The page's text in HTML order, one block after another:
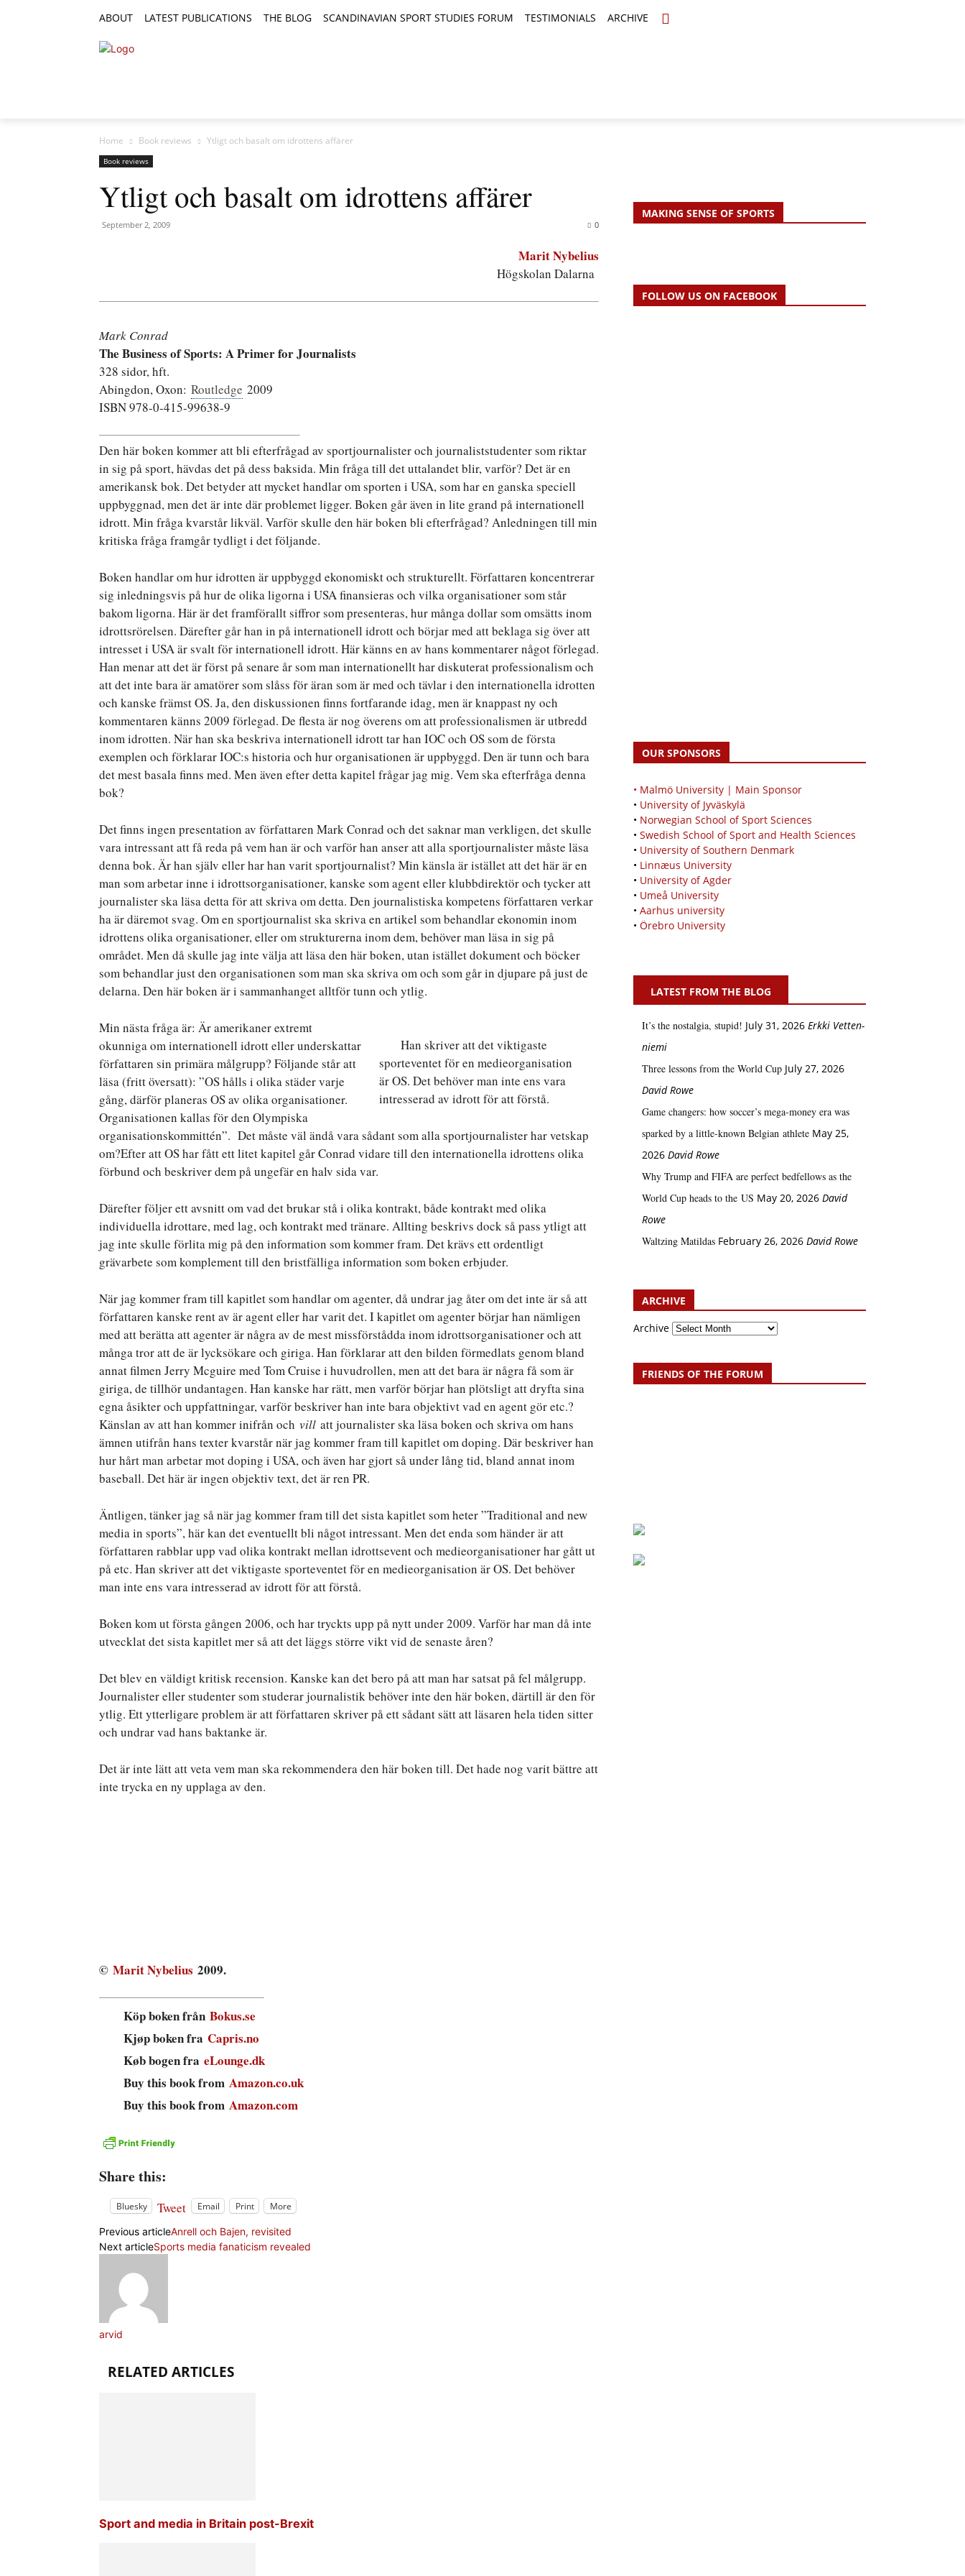
ABOUT LATEST PUBLICATIONS THE BLOG SCANDINAVIAN SPORT STUDIES FORUM TESTIMONIALS ARCHIVE
Home Book reviews Ytligt och basalt om idrottens affärer
Book reviews
Ytligt och basalt om idrottens affärer
September 2, 2009 0
Marit Nybelius
Högskolan Dalarna
Mark Conrad
The Business of Sports: A Primer for Journalists
328 sidor, hft.
Abingdon, Oxon: Routledge 2009
ISBN 978-0-415-99638-9
Den här boken kommer att bli efterfrågad av sportjournalister och journaliststudenter som riktar
in sig på sport, hävdas det på dess baksida. Min fråga till det uttalandet blir, varför? Det är en
amerikansk bok. Det betyder att mycket handlar om sporten i USA, som har en ganska speciell
uppbyggnad, men det är inte där problemet ligger. Boken går även in lite grand på internationell
idrott. Min fråga kvarstår likväl. Varför skulle den här boken bli efterfrågad? Anledningen till min
kritiska fråga framgår tydligt i det följande.
Boken handlar om hur idrotten är uppbyggd ekonomiskt och strukturellt. Författaren koncentrerar
sig inledningsvis på hur de olika ligorna i USA finansieras och vilka organisationer som står
bakom ligorna. Här är det framförallt siffror som presenteras, hur många dollar som omsätts inom
idrottsrörelsen. Därefter går han in på internationell idrott och börjar med att beklaga sig över att
intresset i USA är svalt för internationell idrott. Här känns en av hans kommentarer något förlegad.
Han menar att det är först på senare år som man internationellt har diskuterat professionalism och
att det inte bara är amatörer som slåss för äran som är med och tävlar i den internationella idrotten
och kanske främst OS. Ja, den diskussionen finns fortfarande idag, men är knappast ny och
kommentaren känns 2009 förlegad. De flesta är nog överens om att professionalismen är utbredd
inom idrotten. När han ska beskriva internationell idrott tar han IOC och OS som de första
exemplen och förklarar IOC:s historia och hur organisationen är uppbyggd. Den är tunn och bara
det mest basala finns med. Men även efter detta kapitel frågar jag mig. Vem ska efterfråga denna
bok?
Det finns ingen presentation av författaren Mark Conrad och det saknar man verkligen, det skulle
vara intressant att få reda på vem han är och varför han anser att alla sportjournalister måste läsa
denna bok. Är han själv eller har han varit sportjournalist? Min känsla är istället att det här är en
man som arbetar inne i idrottsorganisationer, kanske som agent eller klubbdirektör och tycker att
journalister ska läsa detta för att skriva om detta. Den journalistiska kompetens författaren verkar
ha är däremot svag. Om en sportjournalist ska skriva en artikel som behandlar ekonomin inom
idrottens olika organisationer, eller om strukturerna inom dem, behöver man läsa in sig på
området. Men då skulle jag inte välja att läsa den här boken, utan istället dokument och böcker
som behandlar just den organisationen som man ska skriva om och som går in djupare på just de
delarna. Den här boken är i sammanhanget alltför tunn och ytlig.
Han skriver att det viktigaste
sporteventet för en medieorganisation
är OS. Det behöver man inte ens vara
intresserad av idrott för att förstå.
Min nästa fråga är: Är amerikaner extremt
okunniga om internationell idrott eller underskattar
författaren sin primära målgrupp? Följande står att
läsa (fritt översatt): ”OS hålls i olika städer varje
gång, därför planeras OS av olika organisationer.
Organisationen kallas för den Olympiska
organisationskommittén”. Det måste väl ändå vara sådant som alla sportjournalister har vetskap
om?Efter att OS har fått ett litet kapitel går Conrad vidare till den internationella idrottens olika
förbund och beskriver dem på ungefär en halv sida var.
Därefter följer ett avsnitt om vad det brukar stå i olika kontrakt, både kontrakt med olika
individuella idrottare, med lag, och kontrakt med tränare. Allting beskrivs dock så pass ytligt att
jag inte skulle förlita mig på den information som kommer fram. Det krävs ett ordentligt
grävarbete som komplement till den bristfälliga information som boken erbjuder.
När jag kommer fram till kapitlet som handlar om agenter, då undrar jag åter om det inte är så att
författaren kanske rent av är agent eller har varit det. I kapitlet om agenter börjar han nämligen
med att berätta att agenter är några av de mest missförstådda inom idrottsorganisationer och att
många tror att de är lycksökare och giriga. Han förklarar att den bilden förmedlats genom bland
annat filmen Jerry Mcguire med Tom Cruise i huvudrollen, men att det bara är några få som är
giriga, de tillhör undantagen. Han kanske har rätt, men varför börjar han plötsligt att dryfta sina
egna åsikter och uppfattningar, varför beskriver han inte bara objektivt vad en agent gör etc.?
Känslan av att han kommer inifrån och vill att journalister ska läsa boken och skriva om hans
ämnen utifrån hans texter kvarstår när jag kommer fram till kapitlet om doping. Där beskriver han
hur hårt man arbetar mot doping i USA, och även har gjort så under lång tid, bland annat inom
baseball. Det här är ingen objektiv text, det är ren PR.
Äntligen, tänker jag så när jag kommer fram till det sista kapitlet som heter ”Traditional and new
media in sports”, här kan det eventuellt bli något intressant. Men det enda som händer är att
författaren rabblar upp vad olika kontrakt mellan idrottsevent och medieorganisationer har gått ut
på etc. Han skriver att det viktigaste sporteventet för en medieorganisation är OS. Det behöver
man inte ens vara intresserad av idrott för att förstå.
Boken kom ut första gången 2006, och har tryckts upp på nytt under 2009. Varför har man då inte
utvecklat det sista kapitlet mer så att det läggs större vikt vid de senaste åren?
Det blev en väldigt kritisk recension. Kanske kan det bero på att man har satsat på fel målgrupp.
Journalister eller studenter som studerar journalistik behöver inte den här boken, därtill är den för
ytlig. Ett ytterligare problem är att författaren skriver på ett sådant sätt att läsaren hela tiden sitter
och undrar vad hans baktanke är.
Det är inte lätt att veta vem man ska rekommendera den här boken till. Det hade nog varit bättre att
inte trycka en ny upplaga av den.
© Marit Nybelius 2009.
Köp boken från Bokus.se
Kjøp boken fra Capris.no
Køb bogen fra eLounge.dk
Buy this book from Amazon.co.uk
Buy this book from Amazon.com
Share this:
Bluesky Tweet Email Print More
Previous articleAnrell och Bajen, revisited
Next articleSports media fanaticism revealed
arvid
RELATED ARTICLES
Sport and media in Britain post-Brexit
MAKING SENSE OF SPORTS
FOLLOW US ON FACEBOOK
OUR SPONSORS
• Malmö University | Main Sponsor
• University of Jyväskylä
• Norwegian School of Sport Sciences
• Swedish School of Sport and Health Sciences
• University of Southern Denmark
• Linnæus University
• University of Agder
• Umeå University
• Aarhus university
• Örebro University
LATEST FROM THE BLOG
It’s the nostalgia, stupid! July 31, 2026 Erkki Vetten­­
niemi
Three lessons from the World Cup July 27, 2026
David Rowe
Game changers: how soccer’s mega‑money era was
sparked by a little‑known Belgian athlete May 25,
2026 David Rowe
Why Trump and FIFA are perfect bedfellows as the
World Cup heads to the US May 20, 2026 David
Rowe
Waltzing Matildas February 26, 2026 David Rowe
ARCHIVE
Archive
FRIENDS OF THE FORUM